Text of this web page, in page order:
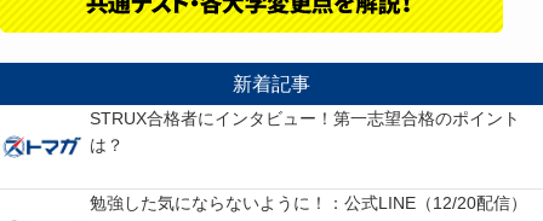
新着記事
STRUX合格者にインタビュー！第一志望合格のポイント
は？
勉強した気にならないように！：公式LINE（12/20配信）